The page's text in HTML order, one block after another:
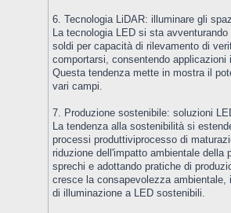
6. Tecnologia LiDAR: illuminare gli
La tecnologia LED si sta
soldi per capacità di rilevamento di
comportarsi, consentendo
Questa tendenza mette in mostra il
vari campi.
7. Produzione sostenibile: soluzioni
La tendenza alla sostenibilità si
processi produttiviprocesso di
riduzione dell'impatto ambientale della
sprechi e adottando pratiche di
cresce la consapevolezza
di illuminazione a LED sostenibili.